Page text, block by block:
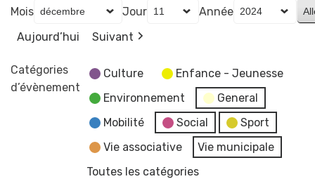
Mois Jour
Année
Aujourd’hui
Suivant
Catégories
d’évènement
Culture
Enfance - Jeunesse
Environnement
General
Mobilité
Social
Sport
Vie associative
Vie municipale
Toutes les catégories